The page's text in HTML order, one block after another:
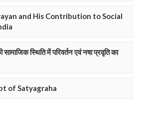
and His Contribution to Social
स्थिति में परिवर्तन एवं नषा प्रवृति का
of Satyagraha